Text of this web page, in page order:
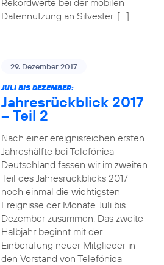
Rekordwerte bei der mobilen
Datennutzung an Silvester. […]
29. Dezember 2017
JULI BIS DEZEMBER:
Jahresrückblick 2017
– Teil 2
Nach einer ereignisreichen ersten
Jahreshälfte bei Telefónica
Deutschland fassen wir im zweiten
Teil des Jahresrückblicks 2017
noch einmal die wichtigsten
Ereignisse der Monate Juli bis
Dezember zusammen. Das zweite
Halbjahr beginnt mit der
Einberufung neuer Mitglieder in
den Vorstand von Telefónica